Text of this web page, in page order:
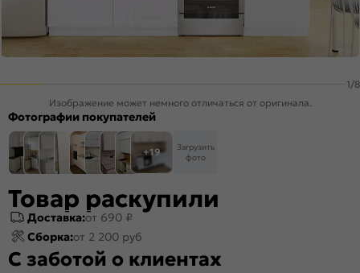
1/8
Изображение может немного отличаться от оригинала.
Фотографии покупателей
+19
Загрузить
фото
Товар раскупили
Доставка:от 690 ₽
Сборка:от 2 200 руб
С заботой о клиентах